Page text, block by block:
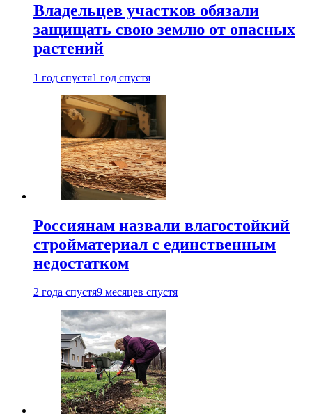
Владельцев участков обязали
защищать свою землю от опасных
растений
1 год спустя1 год спустя
Россиянам назвали влагостойкий
стройматериал с единственным
недостатком
2 года спустя9 месяцев спустя